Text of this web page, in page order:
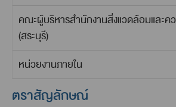
คณะผู้บริหารสำนักงานสิ่งแวดล้อมและ
(สระบุรี)
หน่วยงานภายใน
ตราสัญลักษณ์